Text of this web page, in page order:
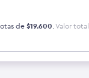
de $19.600.Valor total